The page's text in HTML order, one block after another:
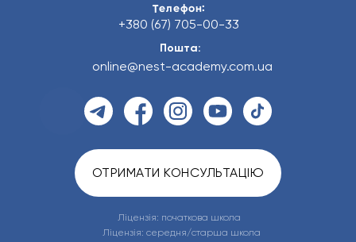
Ліцензія: середня/старша школа
Ліцензія: початкова школа
Телефон:
Пошта:
ОТРИМАТИ КОНСУЛЬТАЦІЮ
+380 (67) 705-00-33
online@nest-academy.com.ua